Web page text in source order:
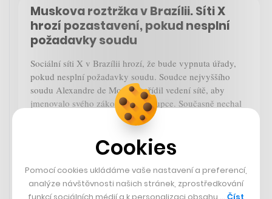
Muskova roztržka v Brazílii. Síti X
hrozí pozastavení, pokud nesplní
požadavky soudu
Sociální síti X v Brazílii hrozí, že bude vypnuta úřady,
pokud nesplní požadavky soudu. Soudce nejvyššího
soudu Alexandre de Moraes nařídil vedení sítě, aby
jmenovalo svého zákonného zástupce. Současně nechal
zablokovat účty společnosti Starlink v Brazílii, kterou
soudce de Moraese a jeho počínání.
Zobrazit více
Cookies
Pomocí cookies ukládáme vaše nastavení a preferencí,
analýze návštěvnosti našich stránek, zprostředkování
funkcí sociálních médií a k personalizaci obsahu … Číst